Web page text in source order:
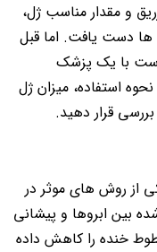
و مقدار مناسب ژل،
دست یافت. اما قبل
است با یک پزشک
استفاده، میزان ژل
بررسی قرار دهید.
از روش های موثر در
بین ابروها و پیشانی
خنده را کاهش داده